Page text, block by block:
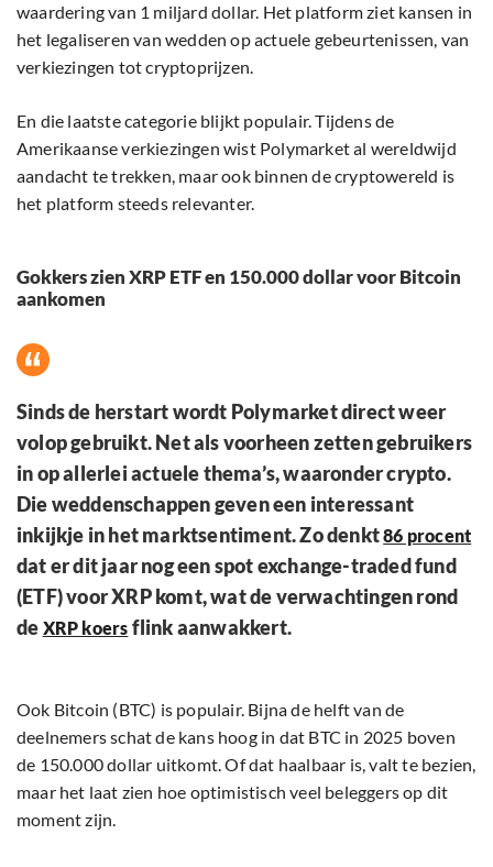
waardering van 1 miljard dollar. Het platform ziet kansen in
het legaliseren van wedden op actuele gebeurtenissen, van
verkiezingen tot cryptoprijzen.
En die laatste categorie blijkt populair. Tijdens de
Amerikaanse verkiezingen wist Polymarket al wereldwijd
aandacht te trekken, maar ook binnen de cryptowereld is
het platform steeds relevanter.
Gokkers zien XRP ETF en 150.000 dollar voor Bitcoin
aankomen
Sinds de herstart wordt Polymarket direct weer
volop gebruikt. Net als voorheen zetten gebruikers
in op allerlei actuele thema’s, waaronder crypto.
Die weddenschappen geven een interessant
inkijkje in het marktsentiment. Zo denkt86 procent
dat er dit jaar nog een spot exchange-traded fund
(ETF) voor XRP komt, wat de verwachtingen rond
de XRP koers flink aanwakkert.
Ook Bitcoin (BTC) is populair. Bijna de helft van de
deelnemers schat de kans hoog in dat BTC in 2025 boven
de 150.000 dollar uitkomt. Of dat haalbaar is, valt te bezien,
maar het laat zien hoe optimistisch veel beleggers op dit
moment zijn.